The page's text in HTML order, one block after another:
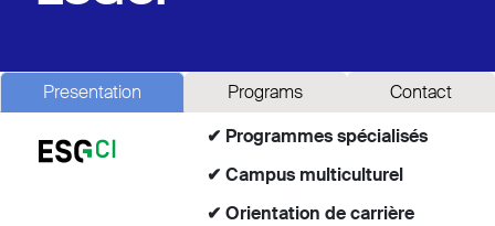
Presentation Programs
Contact
✔ Programmes spécialisés
✔ Campus multiculturel
✔ Orientation de carrière